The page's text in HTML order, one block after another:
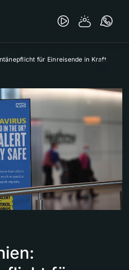
für Einreisende in Kraft